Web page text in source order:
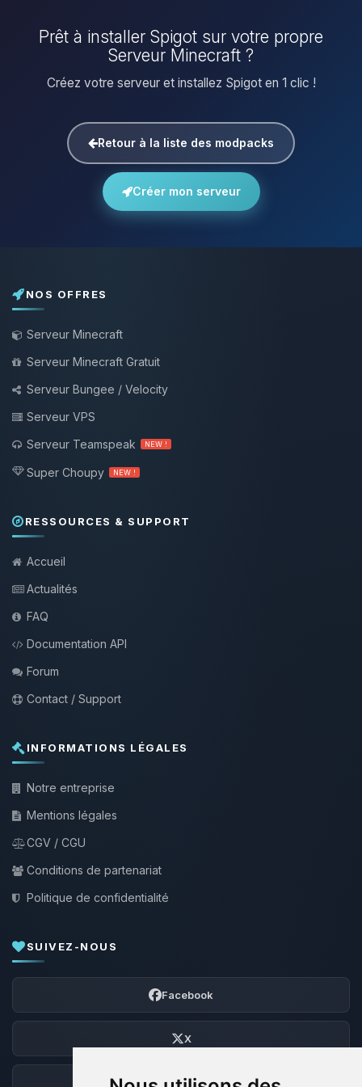
Prêt à installer Spigot sur votre propre
Serveur Minecraft ?
Créez votre serveur et installez Spigot en 1 clic !
Retour à la liste des modpacks
Créer mon serveur
NOS OFFRES
Serveur Minecraft
Serveur Minecraft Gratuit
Serveur Bungee / Velocity
Serveur VPS
Serveur Teamspeak
NEW !
Super Choupy NEW !
RESSOURCES & SUPPORT
Accueil
Actualités
FAQ
Documentation API
Forum
Contact / Support
INFORMATIONS LÉGALES
Notre entreprise
Mentions légales
CGV / CGU
Conditions de partenariat
Politique de confidentialité
SUIVEZ-NOUS
Facebook
X
Discord